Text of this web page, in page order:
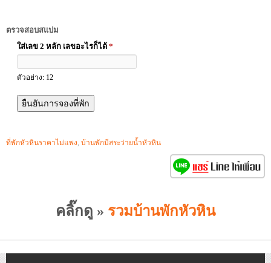
ตรวจสอบสแปม
ใส่เลข 2 หลัก เลขอะไรก็ได้ *
ตัวอย่าง: 12
ที่พักหัวหินราคาไม่แพง, บ้านพักมีสระว่ายน้ำหัวหิน
คลิ๊กดู » รวมบ้านพักหัวหิน